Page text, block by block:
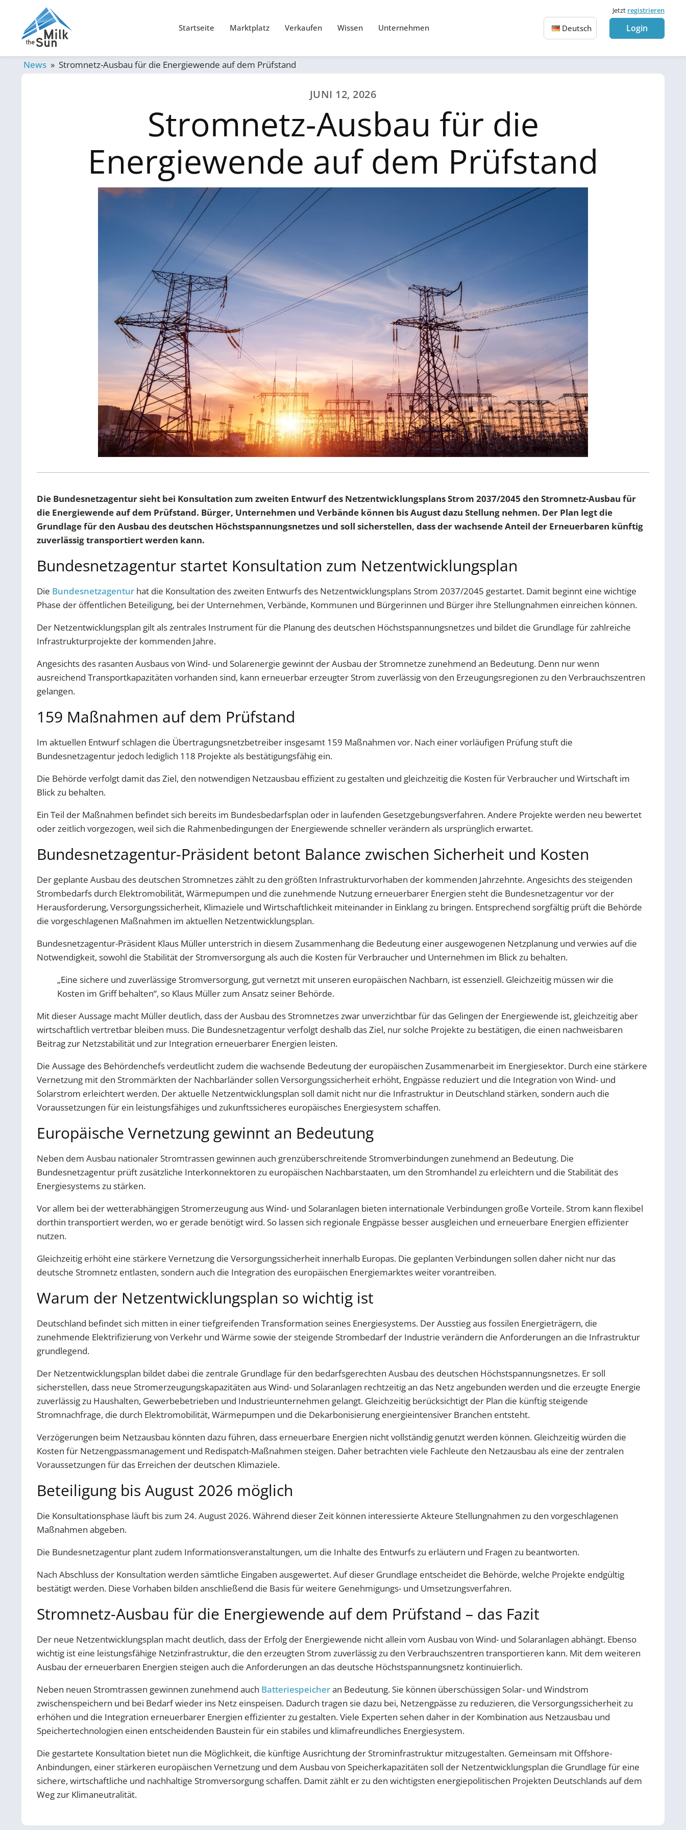
Startseite Marktplatz Verkaufen Wissen Unternehmen Deutsch
Jetzt registrieren
Login
News » Stromnetz-Ausbau für die Energiewende auf dem Prüfstand
JUNI 12, 2026
Stromnetz-Ausbau für die
Energiewende auf dem Prüfstand
Die Bundesnetzagentur sieht bei Konsultation zum zweiten Entwurf des Netzentwicklungsplans Strom 2037/2045 den Stromnetz-Ausbau für
die Energiewende auf dem Prüfstand. Bürger, Unternehmen und Verbände können bis August dazu Stellung nehmen. Der Plan legt die
Grundlage für den Ausbau des deutschen Höchstspannungsnetzes und soll sicherstellen, dass der wachsende Anteil der Erneuerbaren künftig
zuverlässig transportiert werden kann.
Bundesnetzagentur startet Konsultation zum Netzentwicklungsplan
Die Bundesnetzagentur hat die Konsultation des zweiten Entwurfs des Netzentwicklungsplans Strom 2037/2045 gestartet. Damit beginnt eine wichtige
Phase der öffentlichen Beteiligung, bei der Unternehmen, Verbände, Kommunen und Bürgerinnen und Bürger ihre Stellungnahmen einreichen können.
Der Netzentwicklungsplan gilt als zentrales Instrument für die Planung des deutschen Höchstspannungsnetzes und bildet die Grundlage für zahlreiche
Infrastrukturprojekte der kommenden Jahre.
Angesichts des rasanten Ausbaus von Wind- und Solarenergie gewinnt der Ausbau der Stromnetze zunehmend an Bedeutung. Denn nur wenn
ausreichend Transportkapazitäten vorhanden sind, kann erneuerbar erzeugter Strom zuverlässig von den Erzeugungsregionen zu den Verbrauchszentren
gelangen.
159 Maßnahmen auf dem Prüfstand
Im aktuellen Entwurf schlagen die Übertragungsnetzbetreiber insgesamt 159 Maßnahmen vor. Nach einer vorläufigen Prüfung stuft die
Bundesnetzagentur jedoch lediglich 118 Projekte als bestätigungsfähig ein.
Die Behörde verfolgt damit das Ziel, den notwendigen Netzausbau effizient zu gestalten und gleichzeitig die Kosten für Verbraucher und Wirtschaft im
Blick zu behalten.
Ein Teil der Maßnahmen befindet sich bereits im Bundesbedarfsplan oder in laufenden Gesetzgebungsverfahren. Andere Projekte werden neu bewertet
oder zeitlich vorgezogen, weil sich die Rahmenbedingungen der Energiewende schneller verändern als ursprünglich erwartet.
Bundesnetzagentur-Präsident betont Balance zwischen Sicherheit und Kosten
Der geplante Ausbau des deutschen Stromnetzes zählt zu den größten Infrastrukturvorhaben der kommenden Jahrzehnte. Angesichts des steigenden
Strombedarfs durch Elektromobilität, Wärmepumpen und die zunehmende Nutzung erneuerbarer Energien steht die Bundesnetzagentur vor der
Herausforderung, Versorgungssicherheit, Klimaziele und Wirtschaftlichkeit miteinander in Einklang zu bringen. Entsprechend sorgfältig prüft die Behörde
die vorgeschlagenen Maßnahmen im aktuellen Netzentwicklungsplan.
Bundesnetzagentur-Präsident Klaus Müller unterstrich in diesem Zusammenhang die Bedeutung einer ausgewogenen Netzplanung und verwies auf die
Notwendigkeit, sowohl die Stabilität der Stromversorgung als auch die Kosten für Verbraucher und Unternehmen im Blick zu behalten.
„Eine sichere und zuverlässige Stromversorgung, gut vernetzt mit unseren europäischen Nachbarn, ist essenziell. Gleichzeitig müssen wir die
Kosten im Griff behalten“, so Klaus Müller zum Ansatz seiner Behörde.
Mit dieser Aussage macht Müller deutlich, dass der Ausbau des Stromnetzes zwar unverzichtbar für das Gelingen der Energiewende ist, gleichzeitig aber
wirtschaftlich vertretbar bleiben muss. Die Bundesnetzagentur verfolgt deshalb das Ziel, nur solche Projekte zu bestätigen, die einen nachweisbaren
Beitrag zur Netzstabilität und zur Integration erneuerbarer Energien leisten.
Die Aussage des Behördenchefs verdeutlicht zudem die wachsende Bedeutung der europäischen Zusammenarbeit im Energiesektor. Durch eine stärkere
Vernetzung mit den Strommärkten der Nachbarländer sollen Versorgungssicherheit erhöht, Engpässe reduziert und die Integration von Wind- und
Solarstrom erleichtert werden. Der aktuelle Netzentwicklungsplan soll damit nicht nur die Infrastruktur in Deutschland stärken, sondern auch die
Voraussetzungen für ein leistungsfähiges und zukunftssicheres europäisches Energiesystem schaffen.
Europäische Vernetzung gewinnt an Bedeutung
Neben dem Ausbau nationaler Stromtrassen gewinnen auch grenzüberschreitende Stromverbindungen zunehmend an Bedeutung. Die
Bundesnetzagentur prüft zusätzliche Interkonnektoren zu europäischen Nachbarstaaten, um den Stromhandel zu erleichtern und die Stabilität des
Energiesystems zu stärken.
Vor allem bei der wetterabhängigen Stromerzeugung aus Wind- und Solaranlagen bieten internationale Verbindungen große Vorteile. Strom kann flexibel
dorthin transportiert werden, wo er gerade benötigt wird. So lassen sich regionale Engpässe besser ausgleichen und erneuerbare Energien effizienter
nutzen.
Gleichzeitig erhöht eine stärkere Vernetzung die Versorgungssicherheit innerhalb Europas. Die geplanten Verbindungen sollen daher nicht nur das
deutsche Stromnetz entlasten, sondern auch die Integration des europäischen Energiemarktes weiter vorantreiben.
Warum der Netzentwicklungsplan so wichtig ist
Deutschland befindet sich mitten in einer tiefgreifenden Transformation seines Energiesystems. Der Ausstieg aus fossilen Energieträgern, die
zunehmende Elektrifizierung von Verkehr und Wärme sowie der steigende Strombedarf der Industrie verändern die Anforderungen an die Infrastruktur
grundlegend.
Der Netzentwicklungsplan bildet dabei die zentrale Grundlage für den bedarfsgerechten Ausbau des deutschen Höchstspannungsnetzes. Er soll
sicherstellen, dass neue Stromerzeugungskapazitäten aus Wind- und Solaranlagen rechtzeitig an das Netz angebunden werden und die erzeugte Energie
zuverlässig zu Haushalten, Gewerbebetrieben und Industrieunternehmen gelangt. Gleichzeitig berücksichtigt der Plan die künftig steigende
Stromnachfrage, die durch Elektromobilität, Wärmepumpen und die Dekarbonisierung energieintensiver Branchen entsteht.
Verzögerungen beim Netzausbau könnten dazu führen, dass erneuerbare Energien nicht vollständig genutzt werden können. Gleichzeitig würden die
Kosten für Netzengpassmanagement und Redispatch-Maßnahmen steigen. Daher betrachten viele Fachleute den Netzausbau als eine der zentralen
Voraussetzungen für das Erreichen der deutschen Klimaziele.
Beteiligung bis August 2026 möglich
Die Konsultationsphase läuft bis zum 24. August 2026. Während dieser Zeit können interessierte Akteure Stellungnahmen zu den vorgeschlagenen
Maßnahmen abgeben.
Die Bundesnetzagentur plant zudem Informationsveranstaltungen, um die Inhalte des Entwurfs zu erläutern und Fragen zu beantworten.
Nach Abschluss der Konsultation werden sämtliche Eingaben ausgewertet. Auf dieser Grundlage entscheidet die Behörde, welche Projekte endgültig
bestätigt werden. Diese Vorhaben bilden anschließend die Basis für weitere Genehmigungs- und Umsetzungsverfahren.
Stromnetz-Ausbau für die Energiewende auf dem Prüfstand – das Fazit
Der neue Netzentwicklungsplan macht deutlich, dass der Erfolg der Energiewende nicht allein vom Ausbau von Wind- und Solaranlagen abhängt. Ebenso
wichtig ist eine leistungsfähige Netzinfrastruktur, die den erzeugten Strom zuverlässig zu den Verbrauchszentren transportieren kann. Mit dem weiteren
Ausbau der erneuerbaren Energien steigen auch die Anforderungen an das deutsche Höchstspannungsnetz kontinuierlich.
Neben neuen Stromtrassen gewinnen zunehmend auch Batteriespeicheran Bedeutung. Sie können überschüssigen Solar- und Windstrom
zwischenspeichern und bei Bedarf wieder ins Netz einspeisen. Dadurch tragen sie dazu bei, Netzengpässe zu reduzieren, die Versorgungssicherheit zu
erhöhen und die Integration erneuerbarer Energien effizienter zu gestalten. Viele Experten sehen daher in der Kombination aus Netzausbau und
Speichertechnologien einen entscheidenden Baustein für ein stabiles und klimafreundliches Energiesystem.
Die gestartete Konsultation bietet nun die Möglichkeit, die künftige Ausrichtung der Strominfrastruktur mitzugestalten. Gemeinsam mit Offshore-
Anbindungen, einer stärkeren europäischen Vernetzung und dem Ausbau von Speicherkapazitäten soll der Netzentwicklungsplan die Grundlage für eine
sichere, wirtschaftliche und nachhaltige Stromversorgung schaffen. Damit zählt er zu den wichtigsten energiepolitischen Projekten Deutschlands auf dem
Weg zur Klimaneutralität.